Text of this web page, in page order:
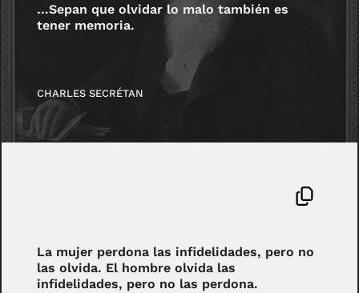
…Sepan que olvidar lo malo también es
tener memoria.
CHARLES SECRÉTAN
La mujer perdona las infidelidades, pero no
las olvida. El hombre olvida las
infidelidades, pero no las perdona.